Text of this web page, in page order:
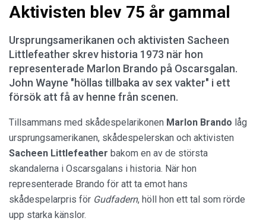
Aktivisten blev 75 år gammal
Ursprungsamerikanen och aktivisten Sacheen
Littlefeather skrev historia 1973 när hon
representerade Marlon Brando på Oscarsgalan.
John Wayne "höllas tillbaka av sex vakter" i ett
försök att få av henne från scenen.
Tillsammans med skådespelarikonen Marlon Brando låg
ursprungsamerikanen, skådespelerskan och aktivisten
Sacheen Littlefeather bakom en av de största
skandalerna i Oscarsgalans i historia. När hon
representerade Brando för att ta emot hans
skådespelarpris för Gudfadern, höll hon ett tal som rörde
upp starka känslor.